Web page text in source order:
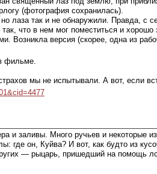
(фотография сохранилась).
лаза так и не обнаружили. Правда, с
что в нем мог поместиться и
Возникла версия (скорее, одна из
фильме.
мы не испытывали. А вот, если
и заливы. Много ручьев и
где он, Куйва? И вот, как будто из
— рыцарь, пришедший на помощь